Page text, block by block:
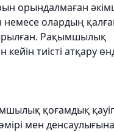
орындалмаған
олардың
Рақымшылық
тиісті атқару
қоғамдық
мен